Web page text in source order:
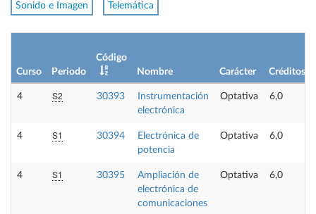
Sonido e Imagen Telemática
Curso Periodo
Código
Nombre
Carácter Créditos
4 S2 30393
Instrumentación
electrónica
Optativa 6,0
4 S1 30394
Electrónica de
potencia
Optativa 6,0
4 S1 30395
Ampliación de
electrónica de
comunicaciones
Optativa 6,0